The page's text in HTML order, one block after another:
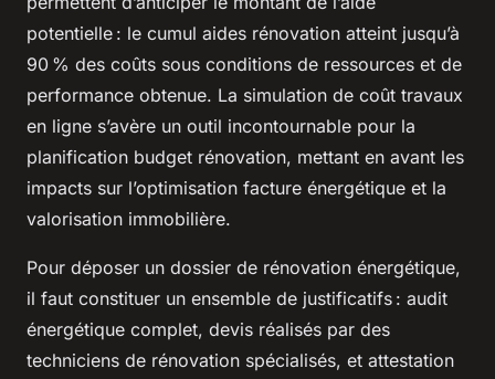
potentielle : le cumul aides rénovation atteint jusqu’à
90 % des coûts sous conditions de ressources et de
performance obtenue. La simulation de coût travaux
en ligne s’avère un outil incontournable pour la
planification budget rénovation, mettant en avant les
impacts sur l’optimisation facture énergétique et la
valorisation immobilière.
Pour déposer un dossier de rénovation énergétique,
il faut constituer un ensemble de justificatifs : audit
énergétique complet, devis réalisés par des
techniciens de rénovation spécialisés, et attestation